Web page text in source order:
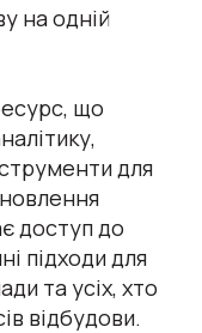
на одній
що
для
доступ до
підходи для
та усіх, хто
відбудови.